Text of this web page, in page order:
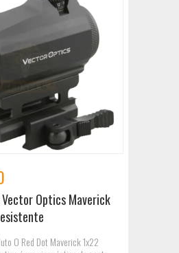
Optics Maverick
O Red Dot Maverick 1x22